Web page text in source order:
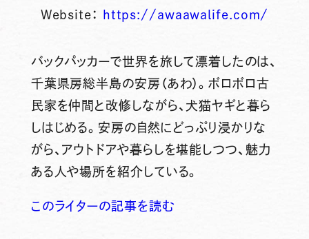
Website： https://awaawalife.com/
バックパッカーで世界を旅して漂着したのは、
千葉県房総半島の安房（あわ）。ボロボロ古
民家を仲間と改修しながら、犬猫ヤギと暮ら
しはじめる。安房の自然にどっぷり浸かりな
がら、アウトドアや暮らしを堪能しつつ、魅力
ある人や場所を紹介している。
このライターの記事を読む